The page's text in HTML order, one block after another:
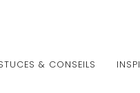
& CONSEILS